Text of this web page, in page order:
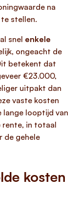
na
stellen.
snel enkele
ongeacht de
betekent dat
€23.000,
uitpakt dan
vaste kosten
lange looptijd van
rente, in totaal
de gehele
kosten